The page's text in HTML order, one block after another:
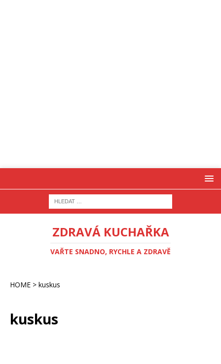
ZDRAVÁ KUCHAŘKA
VAŘTE SNADNO, RYCHLE A ZDRAVĚ
HOME > kuskus
kuskus